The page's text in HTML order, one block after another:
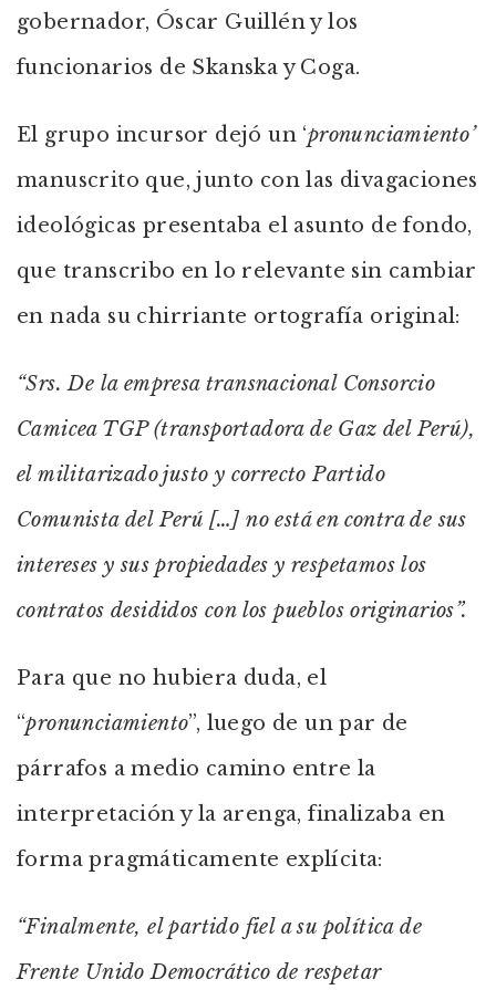
gobernador, Óscar Guillén y los
funcionarios de Skanska y Coga.
El grupo incursor dejó un ‘pronunciamiento’
manuscrito que, junto con las divagaciones
ideológicas presentaba el asunto de fondo,
que transcribo en lo relevante sin cambiar
en nada su chirriante ortografía original:
“Srs. De la empresa transnacional Consorcio
Camicea TGP (transportadora de Gaz del Perú),
el militarizado justo y correcto Partido
Comunista del Perú […] no está en contra de sus
intereses y sus propiedades y respetamos los
contratos desididos con los pueblos originarios”.
Para que no hubiera duda, el
“pronunciamiento”, luego de un par de
párrafos a medio camino entre la
interpretación y la arenga, finalizaba en
forma pragmáticamente explícita:
“Finalmente, el partido fiel a su política de
Frente Unido Democrático de respetar